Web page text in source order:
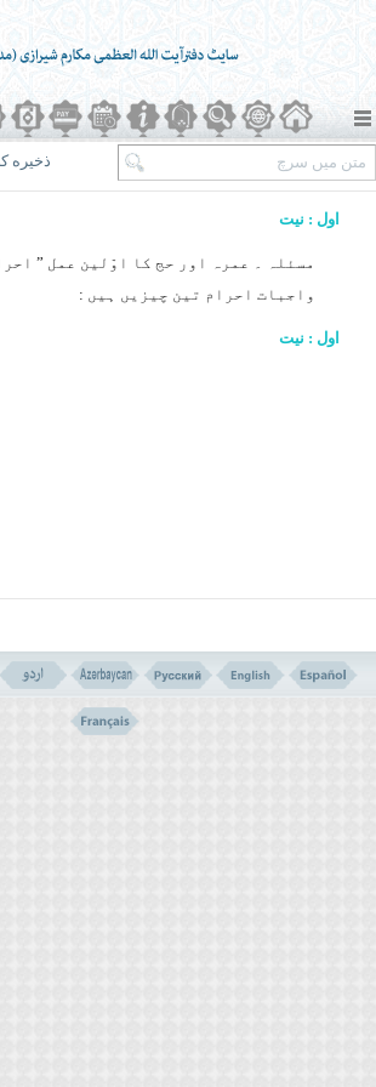
ذخیره
اول : نیت
مسئلہ ۔ عمرہ اور حج کا اوّلین عمل ”
واجبات احرام تین چیزیں ہیں :
اول : نیت